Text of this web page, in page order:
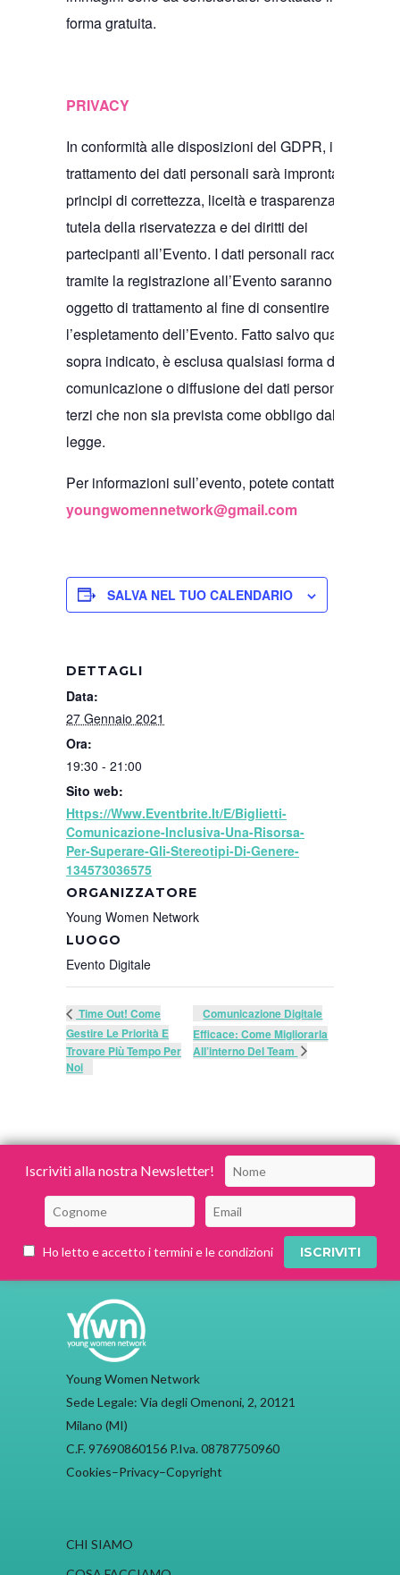
forma gratuita.
PRIVACY
In conformità alle disposizioni del GDPR, il
trattamento dei dati personali sarà improntato a
principi di correttezza, liceità e trasparenza e di
tutela della riservatezza e dei diritti dei
partecipanti all’Evento. I dati personali raccolti
tramite la registrazione all’Evento saranno
oggetto di trattamento al fine di consentire
l’espletamento dell’Evento. Fatto salvo quanto
sopra indicato, è esclusa qualsiasi forma di
comunicazione o diffusione dei dati personali a
terzi che non sia prevista come obbligo dalla
legge.
Per informazioni sull’evento, potete contattarci a
youngwomennetwork@gmail.com
SALVA NEL TUO CALENDARIO
DETTAGLI
Data:
27 Gennaio 2021
Ora:
19:30 - 21:00
Sito web:
Https://www.eventbrite.it/e/biglietti-
Comunicazione-Inclusiva-Una-Risorsa-
Per-Superare-Gli-Stereotipi-Di-Genere-
134573036575
LUOGO
Evento Digitale
ORGANIZZATORE
Young Women Network
Time Out! Come
Gestire Le Priorità E
Trovare Più Tempo Per
Noi
Comunicazione Digitale
Efficace: Come Migliorarla
All’interno Del Team
Iscriviti alla nostra Newsletter!
Ho letto e accetto i termini e le condizioni
Young Women Network
Sede Legale: Via degli Omenoni, 2, 20121
Milano (MI)
C.F. 97690860156 P.Iva. 08787750960
Cookies–Privacy–Copyright
CHI SIAMO